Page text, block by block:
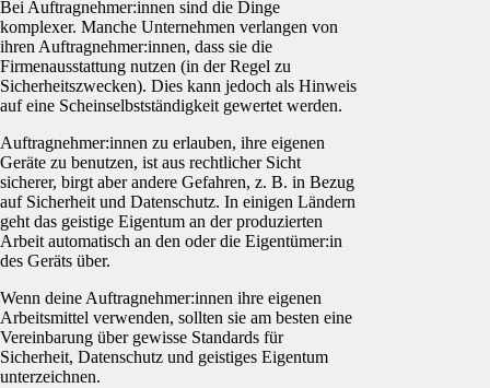
Bei Auftragnehmer:innen sind die Dinge
komplexer. Manche Unternehmen verlangen von
ihren Auftragnehmer:innen, dass sie die
Firmenausstattung nutzen (in der Regel zu
Sicherheitszwecken). Dies kann jedoch als Hinweis
auf eine Scheinselbstständigkeit gewertet werden.
Auftragnehmer:innen zu erlauben, ihre eigenen
Geräte zu benutzen, ist aus rechtlicher Sicht
sicherer, birgt aber andere Gefahren, z. B. in Bezug
auf Sicherheit und Datenschutz. In einigen Ländern
geht das geistige Eigentum an der produzierten
Arbeit automatisch an den oder die Eigentümer:in
des Geräts über.
Wenn deine Auftragnehmer:innen ihre eigenen
Arbeitsmittel verwenden, sollten sie am besten eine
Vereinbarung über gewisse Standards für
Sicherheit, Datenschutz und geistiges Eigentum
unterzeichnen.